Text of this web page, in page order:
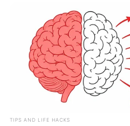
TIPS AND LIFE HACKS